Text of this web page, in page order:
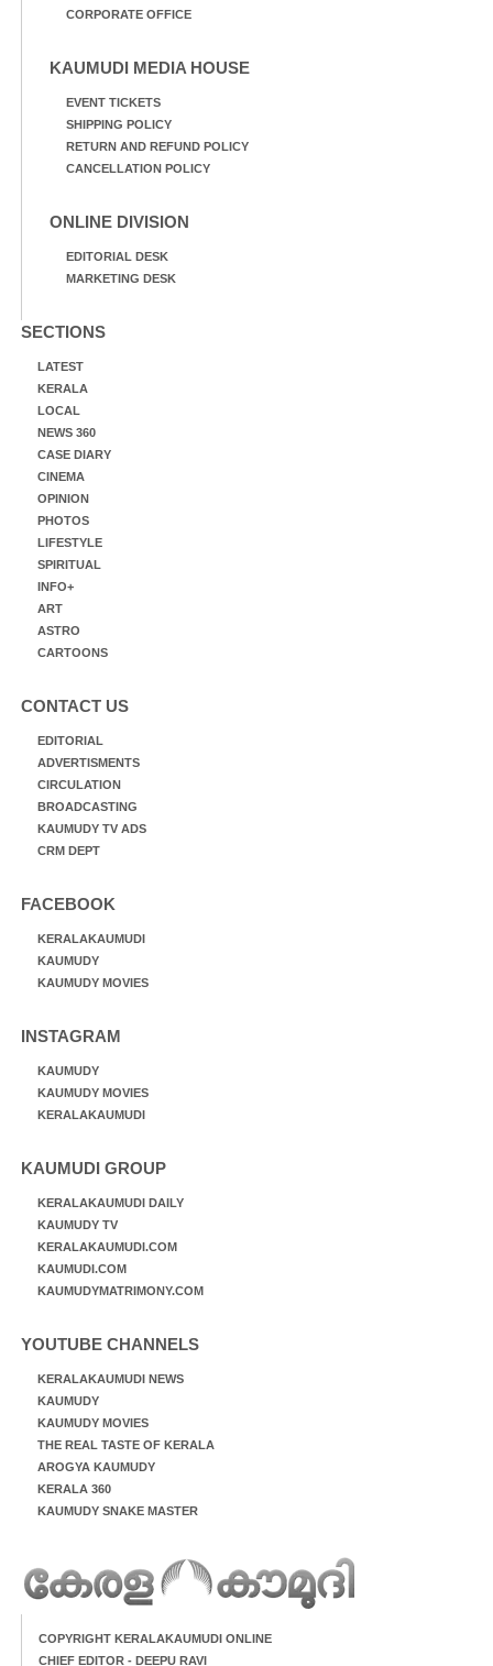
CORPORATE OFFICE
KAUMUDI MEDIA HOUSE
EVENT TICKETS
SHIPPING POLICY
RETURN AND REFUND POLICY
CANCELLATION POLICY
ONLINE DIVISION
EDITORIAL DESK
MARKETING DESK
SECTIONS
LATEST
KERALA
LOCAL
NEWS 360
CASE DIARY
CINEMA
OPINION
PHOTOS
LIFESTYLE
SPIRITUAL
INFO+
ART
ASTRO
CARTOONS
CONTACT US
EDITORIAL
ADVERTISMENTS
CIRCULATION
BROADCASTING
KAUMUDY TV ADS
CRM DEPT
FACEBOOK
KERALAKAUMUDI
KAUMUDY
KAUMUDY MOVIES
INSTAGRAM
KAUMUDY
KAUMUDY MOVIES
KERALAKAUMUDI
KAUMUDI GROUP
KERALAKAUMUDI DAILY
KAUMUDY TV
KERALAKAUMUDI.COM
KAUMUDI.COM
KAUMUDYMATRIMONY.COM
YOUTUBE CHANNELS
KERALAKAUMUDI NEWS
KAUMUDY
KAUMUDY MOVIES
THE REAL TASTE OF KERALA
AROGYA KAUMUDY
KERALA 360
KAUMUDY SNAKE MASTER
COPYRIGHT KERALAKAUMUDI ONLINE
CHIEF EDITOR - DEEPU RAVI